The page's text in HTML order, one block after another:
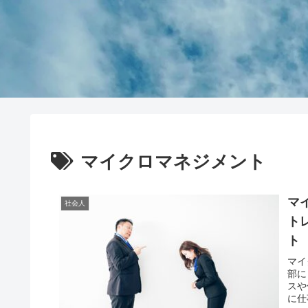
マイクロマネジメント
社会人
マ
ト
ト
マ
部
ス
に